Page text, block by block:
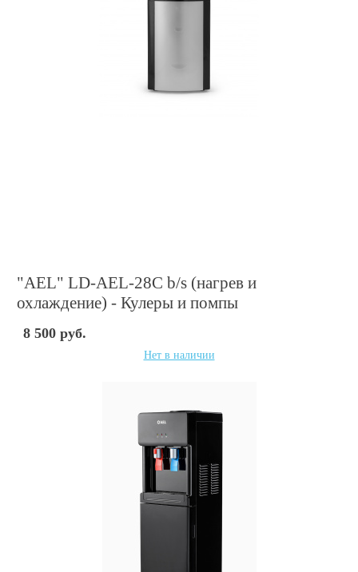
"AEL" LD-AEL-28C b/s (нагрев и
охлаждение) - Кулеры и помпы
8 500 руб.
Нет в наличии